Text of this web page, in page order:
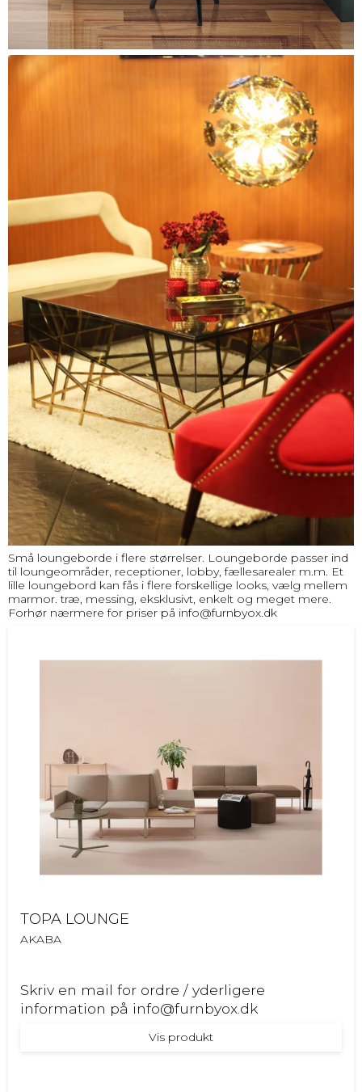
Små loungeborde i flere størrelser. Loungeborde passer ind
til loungeområder, receptioner, lobby, fællesarealer m.m. Et
lille loungebord kan fås i flere forskellige looks, vælg mellem
marmor. træ, messing, eksklusivt, enkelt og meget mere.
Forhør nærmere for priser på info@furnbyox.dk
TOPA LOUNGE
AKABA
Skriv en mail for ordre / yderligere
information på info@furnbyox.dk
Vis produkt